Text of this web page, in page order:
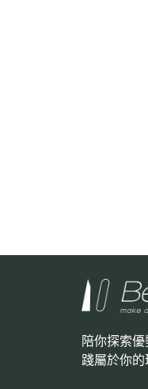
陪你探索
踐屬於你的